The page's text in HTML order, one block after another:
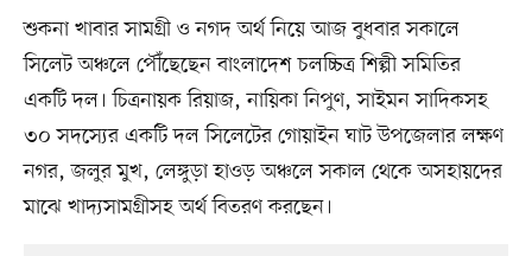
শুকনা খাবার সামগ্রী ও নগদ অর্থ নিয়ে আজ বুধবার সকালে
সিলেট অঞ্চলে পৌঁছেছেন বাংলাদেশ চলচ্চিত্র শিল্পী সমিতির
একটি দল। চিত্রনায়ক রিয়াজ, নায়িকা নিপুণ, সাইমন সাদিকসহ
৩০ সদস্যের একটি দল সিলেটের গোয়াইন ঘাট উপজেলার লক্ষণ
নগর, জলুর মুখ, লেঙ্গুড়া হাওড় অঞ্চলে সকাল থেকে অসহায়দের
মাঝে খাদ্যসামগ্রীসহ অর্থ বিতরণ করছেন।